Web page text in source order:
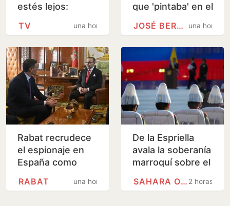
estés lejos:
cerraduras,
una hora
TV
que 'pintaba' en el
laboratorio
una hora
JOSÉ BERGAMÍN
Rabat recrudece
el espionaje en
España como
presión migratoria
una hora
RABAT
De la Espriella
avala la soberanía
marroquí sobre el
2 horas
SAHARA OCCIDENTAL